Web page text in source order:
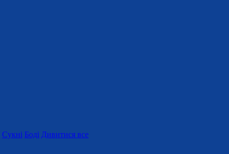
Сукні Боді Дивитися все